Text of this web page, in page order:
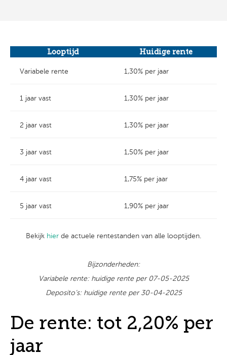
De rente: tot 2,20% per
jaar
Looptijd Huidige rente
Variabele rente 1,30% per jaar
1 jaar vast 1,30% per jaar
2 jaar vast 1,30% per jaar
3 jaar vast 1,50% per jaar
4 jaar vast 1,75% per jaar
5 jaar vast 1,90% per jaar
Bekijk hier de actuele rentestanden van alle looptijden.
Bijzonderheden:
Variabele rente: huidige rente per 07-05-2025
Deposito’s: huidige rente per 30-04-2025